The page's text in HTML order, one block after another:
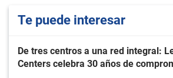
Te puede interesar
De tres centros a una red integral:
Centers celebra 30 años de